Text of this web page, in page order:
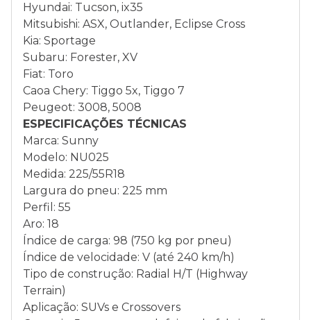
Hyundai: Tucson, ix35
Mitsubishi: ASX, Outlander, Eclipse Cross
Kia: Sportage
Subaru: Forester, XV
Fiat: Toro
Caoa Chery: Tiggo 5x, Tiggo 7
Peugeot: 3008, 5008
ESPECIFICAÇÕES TÉCNICAS
Marca: Sunny
Modelo: NU025
Medida: 225/55R18
Largura do pneu: 225 mm
Perfil: 55
Aro: 18
Índice de carga: 98 (750 kg por pneu)
Índice de velocidade: V (até 240 km/h)
Tipo de construção: Radial H/T (Highway
Terrain)
Aplicação: SUVs e Crossovers